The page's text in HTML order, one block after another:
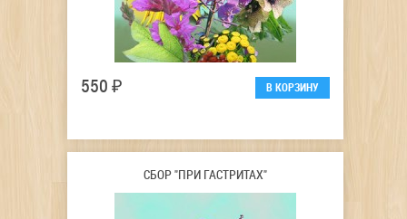
550 ₽
СБОР "ПРИ ГАСТРИТАХ"